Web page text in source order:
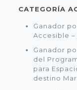
CATEGORÍA
Ganador
Accesible
Ganador
del
para
destino